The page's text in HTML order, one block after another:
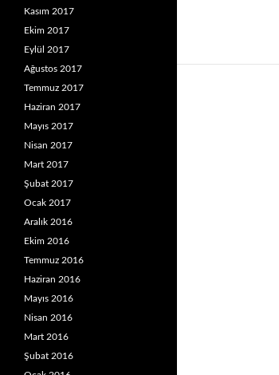
Kasım 2017
Ekim 2017
Eylül 2017
Ağustos 2017
Temmuz 2017
Haziran 2017
Mayıs 2017
Nisan 2017
Mart 2017
Şubat 2017
Ocak 2017
Aralık 2016
Ekim 2016
Temmuz 2016
Haziran 2016
Mayıs 2016
Nisan 2016
Mart 2016
Şubat 2016